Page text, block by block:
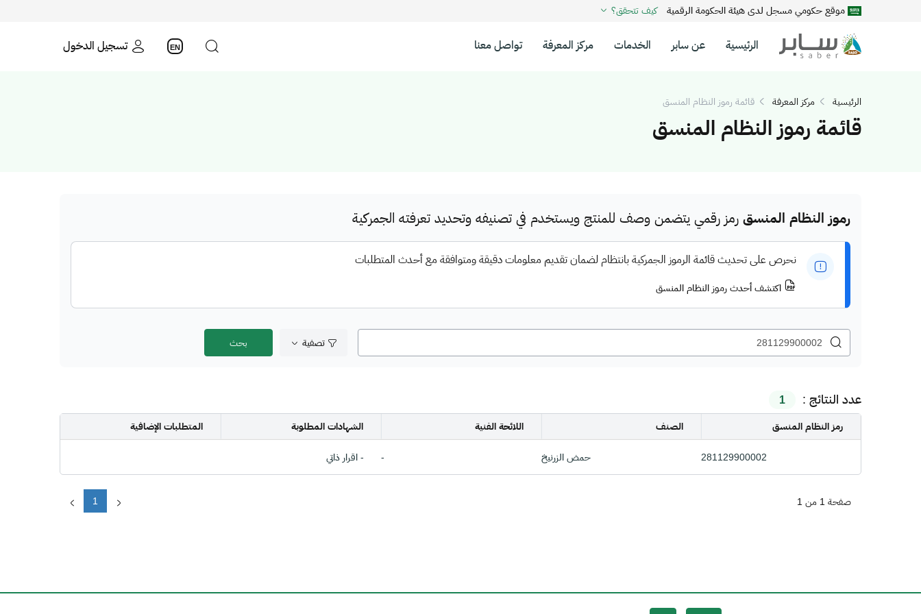
موقع حكومي مسجل لدى هيئة الحكومة الرقمية كيف تتحقق؟
الرئيسية عن سابر الخدمات مركز المعرفة تواصل معنا تسجيل الدخول EN
الرئيسية مركز المعرفة قائمة رموز النظام المنسق
قائمة رموز النظام المنسق
رموز النظام المنسق رمز رقمي يتضمن وصف للمنتج ويستخدم في تصنيفه وتحديد تعرفته الجمركية
نحرص على تحديث قائمة الرموز الجمركية بانتظام لضمان تقديم معلومات دقيقة ومتوافقة مع أحدث المتطلبات
اكتشف أحدث رموز النظام المنسق
تصفية
عدد النتائج : 1
رمز النظام المنسق الصنف اللائحة الفنية الشهادات المطلوبة المتطلبات الإضافية
281129900002 حمض الزرنيخ - - اقرار ذاتي
1 صفحة 1 من 1